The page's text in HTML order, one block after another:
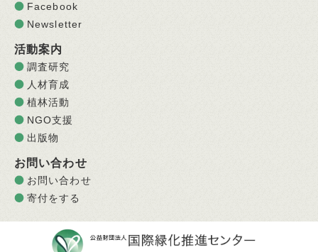
Facebook
Newsletter
活動案内
調査研究
人材育成
植林活動
NGO支援
出版物
お問い合わせ
お問い合わせ
寄付をする